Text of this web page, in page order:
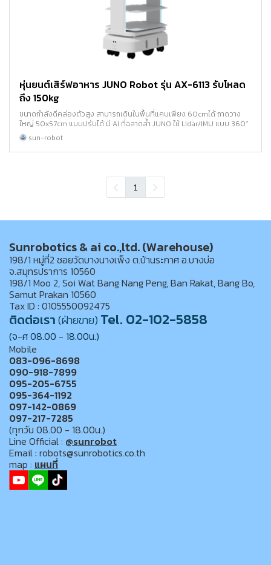
หุ่นยนต์เสิร์ฟอาหาร JUNO Robot รุ่น AX-6113 รับโหลด
ถึง 150kg
ขนาดกำลังดีคล่องตัวสูง สามารถเดินในพื้นที่แคบเพียง 60cmได้ ถาดวาง
ใหญ่ 50x57cm แบบปรับได้ มี AI ที่ฉลาดล้ำ JUNO ใช้ Lidar/IMU แบบ 360°
sun-robot
1
Sunrobotics & ai co.,ltd. (Warehouse)
198/1 หมู่ที่2 ซอยวัดบางนางเพ็ง ต.บ้านระกาศ อ.บางบ่อ
จ.สมุทรปราการ 10560
198/1 Moo 2, Soi Wat Bang Nang Peng, Ban Rakat, Bang Bo,
Samut Prakan 10560
Tax ID : 0105550092475
ติดต่อเรา(ฝ่ายขาย) Tel. 02-102-5858
(จ-ศ 08.00 - 18.00น.)
Mobile
083-096-8698
090-918-7899
095-205-6755
095-364-1192
097-142-0869
097-217-7285
(ทุกวัน 08.00 - 18.00น.)
Line Official : @sunrobot
Email : robots@sunrobotics.co.th
map : แผนที่